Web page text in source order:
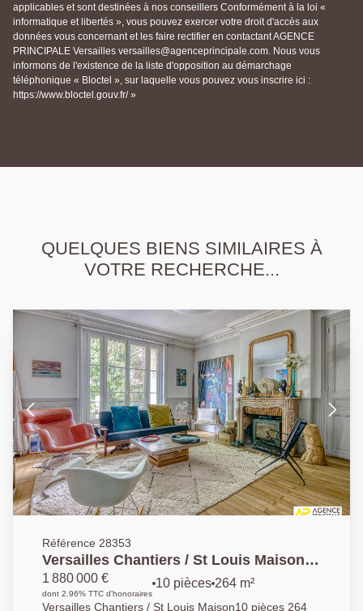
applicables et sont destinées à nos conseillers Conformément à la loi «
informatique et libertés », vous pouvez exercer votre droit d'accès aux
données vous concernant et les faire rectifier en contactant AGENCE
PRINCIPALE Versailles versailles@agenceprincipale.com. Nous vous
informons de l'existence de la liste d'opposition au démarchage
téléphonique « Bloctel », sur laquelle vous pouvez vous inscrire ici :
https://www.bloctel.gouv.fr/ »
QUELQUES BIENS SIMILAIRES À
VOTRE RECHERCHE...
Référence 28353
Versailles Chantiers / St Louis Maison10
pièces 264 m² habitables avec jardin de
230 m²
1 880 000 €
dont 2.96% TTC d'honoraires
10 pièces 264 m²
Versailles Chantiers / St Louis Maison10 pièces 264